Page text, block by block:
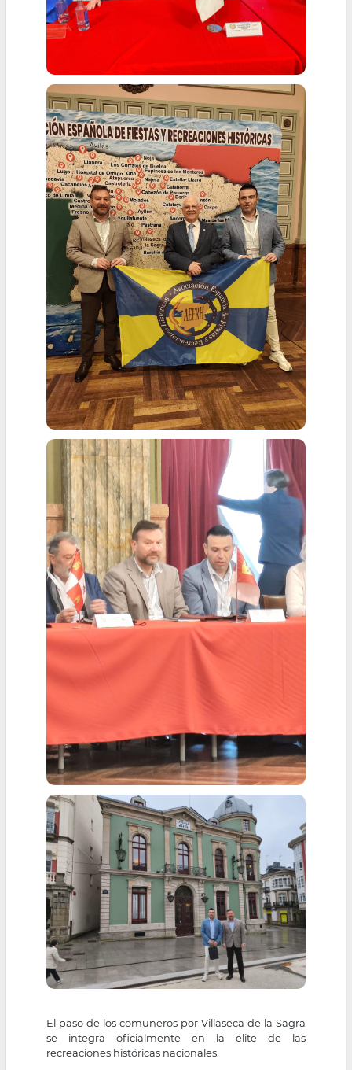
El paso de los comuneros por Villaseca de la Sagra
se integra oficialmente en la élite de las
recreaciones históricas nacionales.